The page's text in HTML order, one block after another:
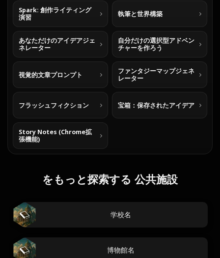
Spark: 創作ライティング
演習
執筆と世界構築
あなただけのアイデアジェ
ネレーター
自分だけの選択型アドベン
チャーを作ろう
視覚的文章プロンプト
ファンタジーマップジェネ
レーター
フラッシュフィクション 宝箱：保存されたアイデア
Story Notes (Chrome拡
張機能)
をもっと探索する 公共施設
学校名
博物館名